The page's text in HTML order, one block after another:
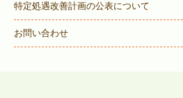
特定処遇改善計画の公表について
お問い合わせ